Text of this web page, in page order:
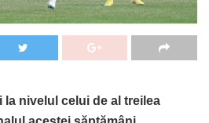
la nivelul celui de al treilea